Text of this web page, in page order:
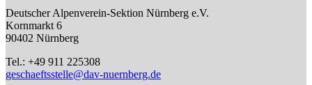
Deutscher Alpenverein-Sektion Nürnberg e.V.
Kornmarkt 6
90402 Nürnberg
Tel.: +49 911 225308
geschaeftsstelle@dav-nuernberg.de